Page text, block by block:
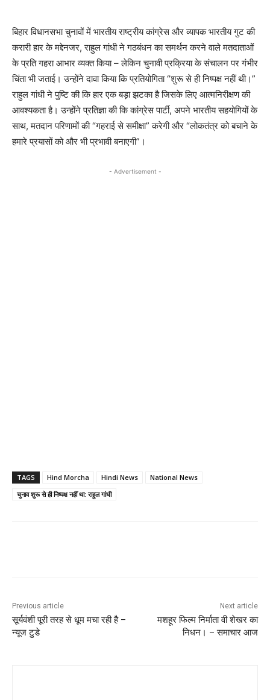
बिहार विधानसभा चुनावों में भारतीय राष्ट्रीय कांग्रेस और व्यापक भारतीय गुट की
करारी हार के मद्देनजर, राहुल गांधी ने गठबंधन का समर्थन करने वाले मतदाताओं
के प्रति गहरा आभार व्यक्त किया – लेकिन चुनावी प्रक्रिया के संचालन पर गंभीर
चिंता भी जताई। उन्होंने दावा किया कि प्रतियोगिता “शुरू से ही निष्पक्ष नहीं थी।”
राहुल गांधी ने पुष्टि की कि हार एक बड़ा झटका है जिसके लिए आत्मनिरीक्षण की
आवश्यकता है। उन्होंने प्रतिज्ञा की कि कांग्रेस पार्टी, अपने भारतीय सहयोगियों के
साथ, मतदान परिणामों की “गहराई से समीक्षा” करेगी और “लोकतंत्र को बचाने के
हमारे प्रयासों को और भी प्रभावी बनाएगी”।
- Advertisement -
TAGS Hind Morcha Hindi News
National News
चुनाव शुरू से ही निष्पक्ष नहीं था: राहुल गांधी
Previous article
सूर्यवंशी पूरी तरह से धूम मचा रही है –
न्यूज टुडे
Next article
मशहूर फिल्म निर्माता वी शेखर का
निधन। – समाचार आज